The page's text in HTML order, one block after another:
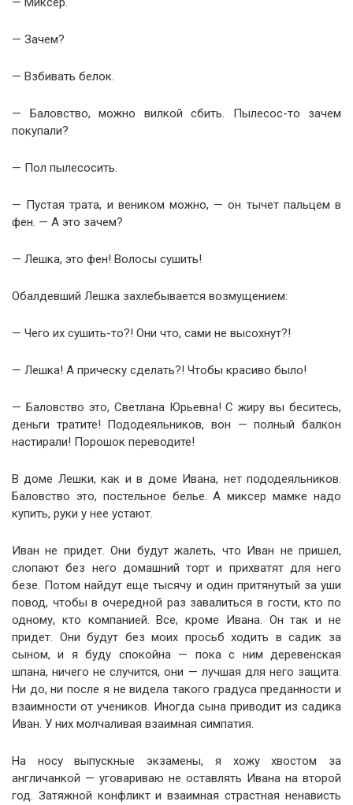
— Зачем?
— Взбивать белок.
— Баловство, можно вилкой сбить. Пылесос-то зачем
покупали?
— Пол пылесосить.
— Пустая трата, и веником можно, — он тычет пальцем в
фен. — А это зачем?
— Лешка, это фен! Волосы сушить!
Обалдевший Лешка захлебывается возмущением:
— Чего их сушить-то?! Они что, сами не высохнут?!
— Лешка! А прическу сделать?! Чтобы красиво было!
— Баловство это, Светлана Юрьевна! С жиру вы беситесь,
деньги тратите! Пододеяльников, вон — полный балкон
настирали! Порошок переводите!
В доме Лешки, как и в доме Ивана, нет пододеяльников.
Баловство это, постельное белье. А миксер мамке надо
купить, руки у нее устают.
Иван не придет. Они будут жалеть, что Иван не пришел,
слопают без него домашний торт и прихватят для него
безе. Потом найдут еще тысячу и один притянутый за уши
повод, чтобы в очередной раз завалиться в гости, кто по
одному, кто компанией. Все, кроме Ивана. Он так и не
придет. Они будут без моих просьб ходить в садик за
сыном, и я буду спокойна — пока с ним деревенская
шпана, ничего не случится, они — лучшая для него защита.
Ни до, ни после я не видела такого градуса преданности и
взаимности от учеников. Иногда сына приводит из садика
Иван. У них молчаливая взаимная симпатия.
На носу выпускные экзамены, я хожу хвостом за
англичанкой — уговариваю не оставлять Ивана на второй
год. Затяжной конфликт и взаимная страстная ненависть